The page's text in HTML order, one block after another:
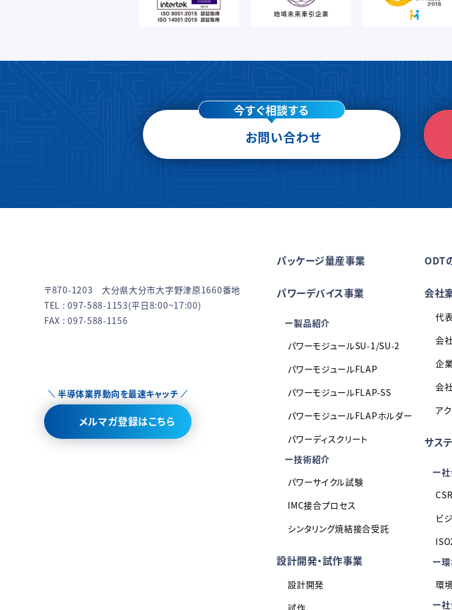
今すぐ相談する
お問い合わせ
〒870-1203 大分県大分市大字野津原1660番地
TEL :097-588-1153(平日8:00~17:00)
FAX : 097-588-1156
半導体業界動向を最速キャッチ
メルマガ登録はこちら
パッケージ量産事業
パワーデバイス事業
製品紹介
パワーモジュールSU-1/SU-2
パワーモジュールFLAP
パワーモジュールFLAP-SS
パワーモジュールFLAPホルダー
パワーディスクリート
技術紹介
パワーサイクル試験
IMC接合プロセス
シンタリング焼結接合受託
設計開発・試作事業
設計開発
試作
ODT
会社
代
会
企
会
ア
サス
ビ
環
環